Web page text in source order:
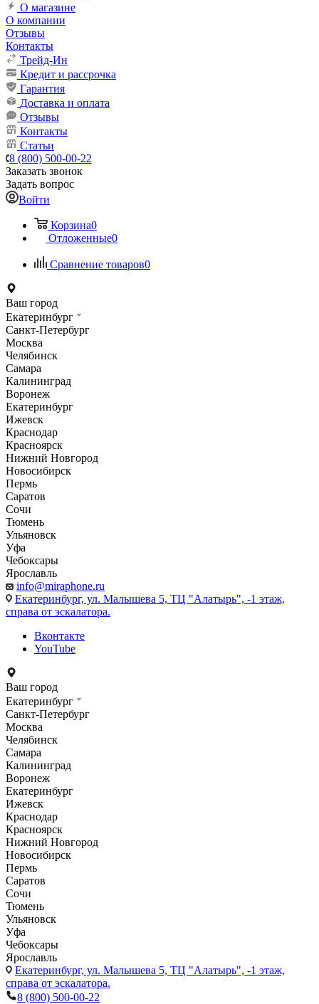
О магазине
О компании
Отзывы
Контакты
Трейд-Ин
Кредит и рассрочка
Гарантия
Доставка и оплата
Отзывы
Контакты
Статьи
8 (800) 500-00-22
Заказать звонок
Задать вопрос
Войти
Корзина0
Отложенные0
Сравнение товаров0
Ваш город
Екатеринбург
Санкт-Петербург
Москва
Челябинск
Самара
Калининград
Воронеж
Екатеринбург
Ижевск
Краснодар
Красноярск
Нижний Новгород
Новосибирск
Пермь
Саратов
Сочи
Тюмень
Ульяновск
Уфа
Чебоксары
Ярославль
info@miraphone.ru
Екатеринбург, ул. Малышева 5, ТЦ "Алатырь", -1 этаж,
справа от эскалатора.
Вконтакте
YouTube
Ваш город
Екатеринбург
Санкт-Петербург
Москва
Челябинск
Самара
Калининград
Воронеж
Екатеринбург
Ижевск
Краснодар
Красноярск
Нижний Новгород
Новосибирск
Пермь
Саратов
Сочи
Тюмень
Ульяновск
Уфа
Чебоксары
Ярославль
Екатеринбург, ул. Малышева 5, ТЦ "Алатырь", -1 этаж,
справа от эскалатора.
8 (800) 500-00-22